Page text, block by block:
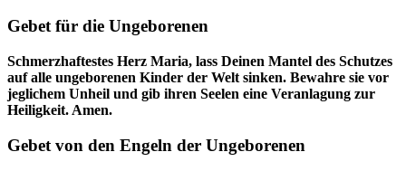
Gebet für die Ungeborenen
Schmerzhaftestes Herz Maria, lass Deinen Mantel des Schutzes
auf alle ungeborenen Kinder der Welt sinken. Bewahre sie vor
jeglichem Unheil und gib ihren Seelen eine Veranlagung zur
Heiligkeit. Amen.
Gebet von den Engeln der Ungeborenen